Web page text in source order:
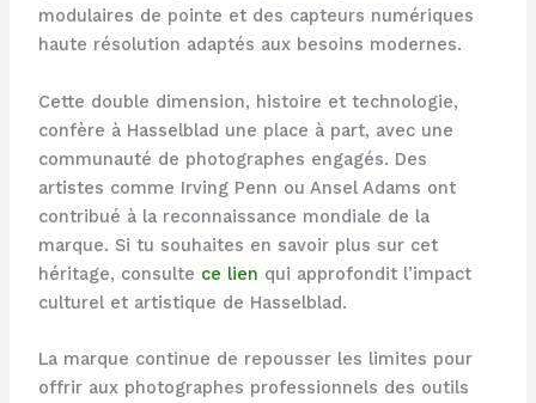
modulaires de pointe et des capteurs numériques
haute résolution adaptés aux besoins modernes.
Cette double dimension, histoire et technologie,
confère à Hasselblad une place à part, avec une
communauté de photographes engagés. Des
artistes comme Irving Penn ou Ansel Adams ont
contribué à la reconnaissance mondiale de la
marque. Si tu souhaites en savoir plus sur cet
héritage, consulte ce lien qui approfondit l’impact
culturel et artistique de Hasselblad.
La marque continue de repousser les limites pour
offrir aux photographes professionnels des outils